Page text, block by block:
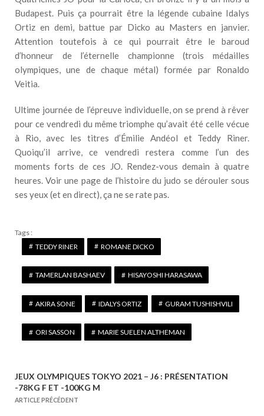
Budapest. Puis ça pourrait être la légende cubaine Idalys
Ortiz en demi, battue par Dicko au Masters en janvier.
Attention toutefois à ce qui pourrait être le baroud
d’honneur de l’éternelle championne (trois médailles
olympiques, une de chaque métal) formée par Ronaldo
Veitia.
Ultime journée de l’épreuve individuelle, on se prend à rêver
pour ce vendredi du même triomphe qu’avait été celle vécue
à Rio, avec les titres d’Émilie Andéol et Teddy Riner.
Quoiqu’il arrive, ce vendredi restera comme l’un des
moments forts de ces JO. Rendez-vous demain à quatre
heures. Voir une page de l’histoire du judo se dérouler sous
ses yeux (et en direct), ça ne se rate pas.
Tags :
TEDDY RINER
ROMANE DICKO
TAMERLAN BASHAEV HISAYOSHI HARASAWA
AKIRA SONE IDALYS ORTIZ GURAM TUSHISHVILI
ORI SASSON MARIE SUELEN ALTHEMAN
N
a
JEUX OLYMPIQUES TOKYO 2021 – J6 : PRÉSENTATION
-78KG F ET -100KG M
ARTICLE PRÉCÉDENT